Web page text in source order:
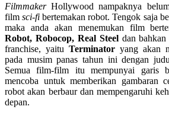
FilmmakerHollywood nampaknya
filmsci-fi bertemakan robot. Tengok saja
maka anda akan menemukan film
Robot, Robocop, Real Steeldan bahkan
franchise, yaitu Terminator yang akan
pada musim panas tahun ini dengan
Semua film-film itu mempunyai garis
mencoba untuk memberikan gambaran
robot akan berbaur dan mempengaruhi
depan.